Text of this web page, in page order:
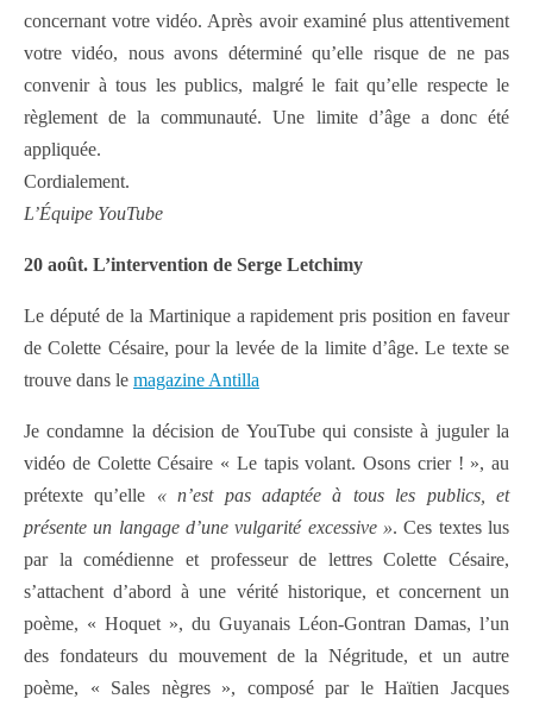
concernant votre vidéo. Après avoir examiné plus attentivement
votre vidéo, nous avons déterminé qu’elle risque de ne pas
convenir à tous les publics, malgré le fait qu’elle respecte le
règlement de la communauté. Une limite d’âge a donc été
appliquée.
Cordialement.
L’Équipe YouTube
20 août. L’intervention de Serge Letchimy
Le député de la Martinique a rapidement pris position en faveur
de Colette Césaire, pour la levée de la limite d’âge. Le texte se
trouve dans le magazine Antilla
Je condamne la décision de YouTube qui consiste à juguler la
vidéo de Colette Césaire « Le tapis volant. Osons crier ! », au
prétexte qu’elle « n’est pas adaptée à tous les publics, et
présente un langage d’une vulgarité excessive ». Ces textes lus
par la comédienne et professeur de lettres Colette Césaire,
s’attachent d’abord à une vérité historique, et concernent un
poème, « Hoquet », du Guyanais Léon-Gontran Damas, l’un
des fondateurs du mouvement de la Négritude, et un autre
poème, « Sales nègres », composé par le Haïtien Jacques